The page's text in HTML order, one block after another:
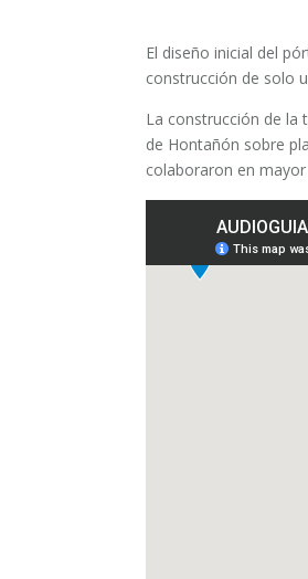
El diseño inicial del
construcción de solo
La construcción de la
de Hontañón sobre
colaboraron en